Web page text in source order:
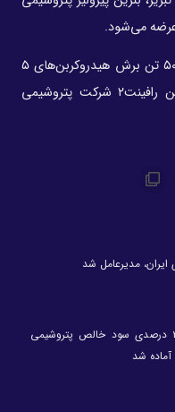
می‌شود.
در رینگ بین‌الملل نیز ۲۰۰ تن پنتان و ۵۰۰ تن برش هیدروکربن‌های ۵
کربنه و بالاتر پتروشیمی تبریز و ۵۰۰ تن رافینت۲ شرکت پتروشیمی
مدیرعامل شد
رشد ۲۴ درصدی درآمد عملیاتی و رشد ۲۰۶ درصدی سود خالص پتروشیمی